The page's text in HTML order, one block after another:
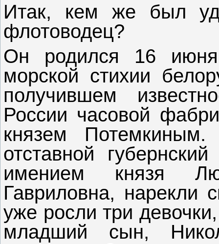
Итак, кем же был
флотоводец?
Он родился 16
морской стихии
получившем
России часовой
князем
отставной
имением князя
Гавриловна, нарекли
уже росли три
младший сын,